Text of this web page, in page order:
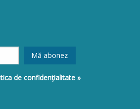
de confidențialitate »